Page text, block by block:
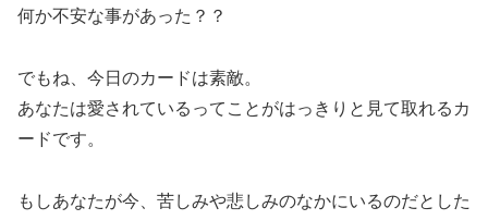
何か不安な事があった？？
でもね、今日のカードは素敵。
あなたは愛されているってことがはっきりと見て取れるカ
ードです。
もしあなたが今、苦しみや悲しみのなかにいるのだとした